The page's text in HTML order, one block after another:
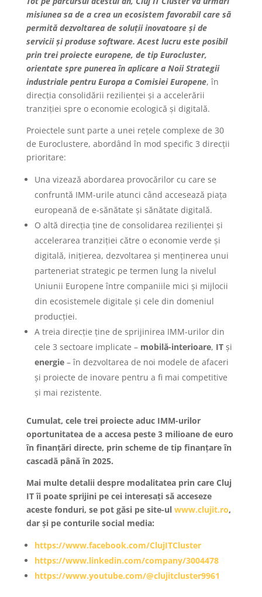
misiunea sa de a crea un ecosistem favorabil care să
permită dezvoltarea de soluții inovatoare și de
servicii și produse software. Acest lucru este posibil
prin trei proiecte europene, de tip Eurocluster,
orientate spre punerea în aplicare a Noii Strategii
industriale pentru Europa a Comisiei Europene, în
direcția consolidării rezilienței și a accelerării
tranziției spre o economie ecologică și digitală.
Proiectele sunt parte a unei rețele complexe de 30
de Euroclustere, abordând în mod specific 3 direcții
prioritare:
Una vizează abordarea provocărilor cu care se
confruntă IMM-urile atunci când accesează piața
europeană de e-sănătate și sănătate digitală.
O altă direcția ține de consolidarea rezilienței și
accelerarea tranziției către o economie verde și
digitală, inițierea, dezvoltarea și menținerea unui
parteneriat strategic pe termen lung la nivelul
Uniunii Europene între companiile mici și mijlocii
din ecosistemele digitale și cele din domeniul
producției.
A treia direcție ține de sprijinirea IMM-urilor din
cele 3 sectoare implicate – mobilă-interioare, ITși
energie– în dezvoltarea de noi modele de afaceri
și proiecte de inovare pentru a fi mai competitive
și mai rezistente.
Cumulat, cele trei proiecte aduc IMM-urilor
oportunitatea de a accesa peste 3 milioane de euro
în finanțări directe, prin scheme de tip finanțare în
cascadă până în 2025.
Mai multe detalii despre modalitatea prin care Cluj
IT îi poate sprijini pe cei interesați să acceseze
aceste fonduri, se pot găsi pe site-ul www.clujit.ro,
dar și pe conturile social media:
https://www.facebook.com/ClujITCluster
https://www.linkedin.com/company/3004478
https://www.youtube.com/@clujitcluster9961